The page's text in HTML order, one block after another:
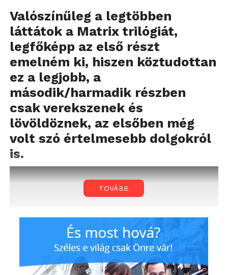
Valószínűleg a legtöbben
láttátok a Matrix trilógiát,
legfőképp az első részt
emelném ki, hiszen köztudottan
ez a legjobb, a
második/harmadik részben
csak verekszenek és
lövöldöznek, az elsőben még
volt szó értelmesebb dolgokról
is.
TOVÁBB